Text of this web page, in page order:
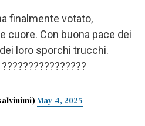
finalmente votato,
cuore. Con buona pace dei
loro sporchi trucchi.
????????????????
May 4, 2025